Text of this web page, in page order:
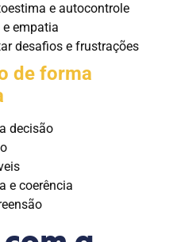
e autocontrole
empatia
desafios e frustrações
de forma
decisão
e coerência